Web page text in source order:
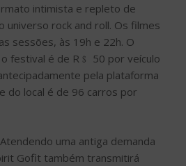
intimista e repleto de
universo rock and roll. Os filmes
sessões, às 19h e 22h. O
festival é de R﹩ 50 por veículo
pela plataforma
do local é de 96 carros por
uma antiga demanda
Gofit também transmitirá